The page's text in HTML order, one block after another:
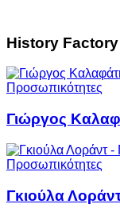
History Factory
Προσωπικότητες
Γιώργος
Προσωπικότητες
Γκιούλα